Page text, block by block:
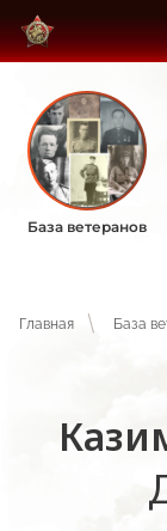
База ветеранов
Главная База